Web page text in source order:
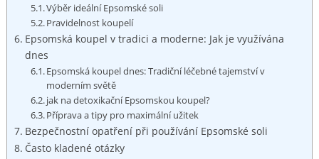
Výběr ideální Epsomské soli
Pravidelnost koupelí
Epsomská koupel v tradici a moderne: Jak je využívána
dnes
Epsomská koupel dnes: Tradiční léčebné tajemství v
moderním světě
jak na detoxikační Epsomskou koupel?
Příprava a tipy pro maximální užitek
Bezpečnostní opatření při používání Epsomské soli
Často kladené otázky